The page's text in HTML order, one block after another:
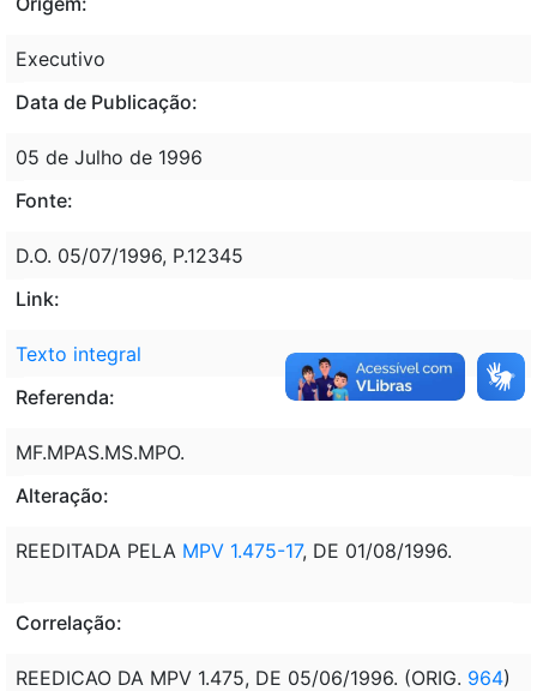
Executivo
Data de Publicação:
05 de Julho de 1996
Fonte:
D.O. 05/07/1996, P.12345
Link:
Texto integral
Referenda:
MF.MPAS.MS.MPO.
Alteração:
REEDITADA PELA MPV 1.475-17, DE 01/08/1996.
Correlação:
REEDICAO DA MPV 1.475, DE 05/06/1996. (ORIG. 964)